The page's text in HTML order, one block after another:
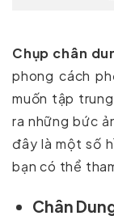
Chụp chân
phong cách
muốn tập
ra những bức
đây là một số
bạn có thể
Chân